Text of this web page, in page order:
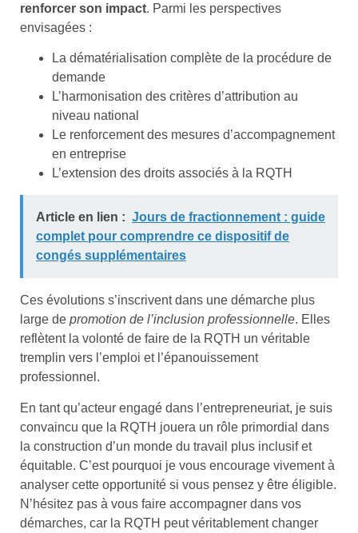
renforcer son impact. Parmi les perspectives
envisagées :
La dématérialisation complète de la procédure de
demande
L’harmonisation des critères d’attribution au
niveau national
Le renforcement des mesures d’accompagnement
en entreprise
L’extension des droits associés à la RQTH
Article en lien : Jours de fractionnement : guide
complet pour comprendre ce dispositif de
congés supplémentaires
Ces évolutions s’inscrivent dans une démarche plus
large de promotion de l’inclusion professionnelle. Elles
reflètent la volonté de faire de la RQTH un véritable
tremplin vers l’emploi et l’épanouissement
professionnel.
En tant qu’acteur engagé dans l’entrepreneuriat, je suis
convaincu que la RQTH jouera un rôle primordial dans
la construction d’un monde du travail plus inclusif et
équitable. C’est pourquoi je vous encourage vivement à
analyser cette opportunité si vous pensez y être éligible.
N’hésitez pas à vous faire accompagner dans vos
démarches, car la RQTH peut véritablement changer